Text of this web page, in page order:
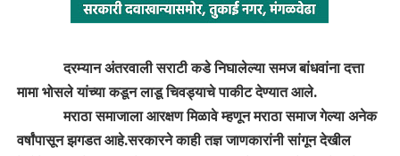
दरम्यान अंतरवाली सराटी कडे निघालेल्या समज बांधवांना दत्ता
मामा भोसले यांच्या कडून लाडू चिवड्याचे पाकीट देण्यात आले.
मराठा समाजाला आरक्षण मिळावे म्हणून मराठा समाज गेल्या अनेक
वर्षांपासून झगडत आहे.सरकारने काही तज्ञ जाणकारांनी सांगून देखील